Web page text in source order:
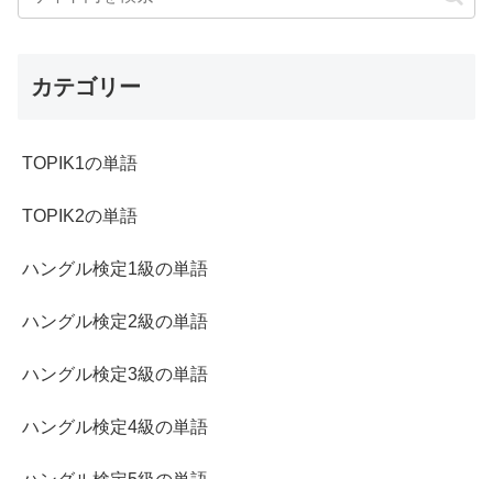
カテゴリー
TOPIK1の単語
TOPIK2の単語
ハングル検定1級の単語
ハングル検定2級の単語
ハングル検定3級の単語
ハングル検定4級の単語